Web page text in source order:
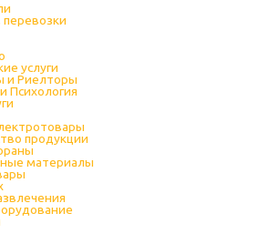
перевозки
услуги
и Риелторы
Психология
продукции
материалы